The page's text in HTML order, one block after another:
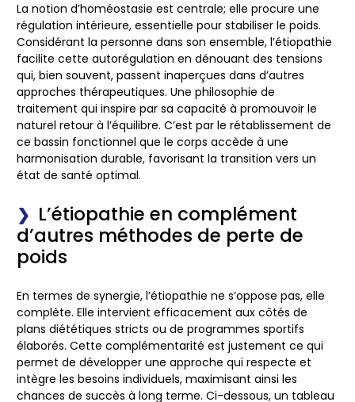
La notion d’homéostasie est centrale; elle procure une
régulation intérieure, essentielle pour stabiliser le poids.
Considérant la personne dans son ensemble, l’étiopathie
facilite cette autorégulation en dénouant des tensions
qui, bien souvent, passent inaperçues dans d’autres
approches thérapeutiques. Une philosophie de
traitement qui inspire par sa capacité à promouvoir le
naturel retour à l’équilibre. C’est par le rétablissement de
ce bassin fonctionnel que le corps accède à une
harmonisation durable, favorisant la transition vers un
état de santé optimal.
L’étiopathie en complément
d’autres méthodes de perte de
poids
En termes de synergie, l’étiopathie ne s’oppose pas, elle
complète. Elle intervient efficacement aux côtés de
plans diététiques stricts ou de programmes sportifs
élaborés. Cette complémentarité est justement ce qui
permet de développer une approche qui respecte et
intègre les besoins individuels, maximisant ainsi les
chances de succès à long terme. Ci-dessous, un tableau